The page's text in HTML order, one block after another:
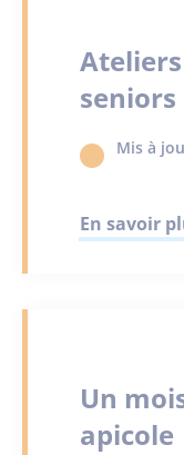
seniors
Mis à
En savoir
Un
apicole